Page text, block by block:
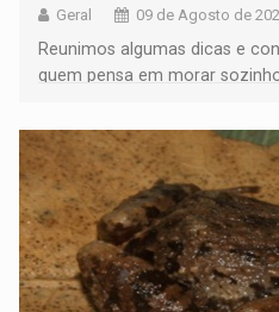
Geral 09 de Agosto de
Reunimos algumas dicas e
quem pensa em morar